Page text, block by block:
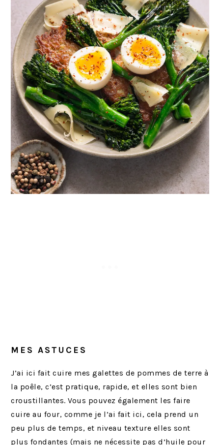
MES ASTUCES
J’ai ici fait cuire mes galettes de pommes de terre à
la poêle, c’est pratique, rapide, et elles sont bien
croustillantes. Vous pouvez également les faire
cuire au four, comme je l’ai fait ici, cela prend un
peu plus de temps, et niveau texture elles sont
plus fondantes (mais ne nécessite pas d’huile pour